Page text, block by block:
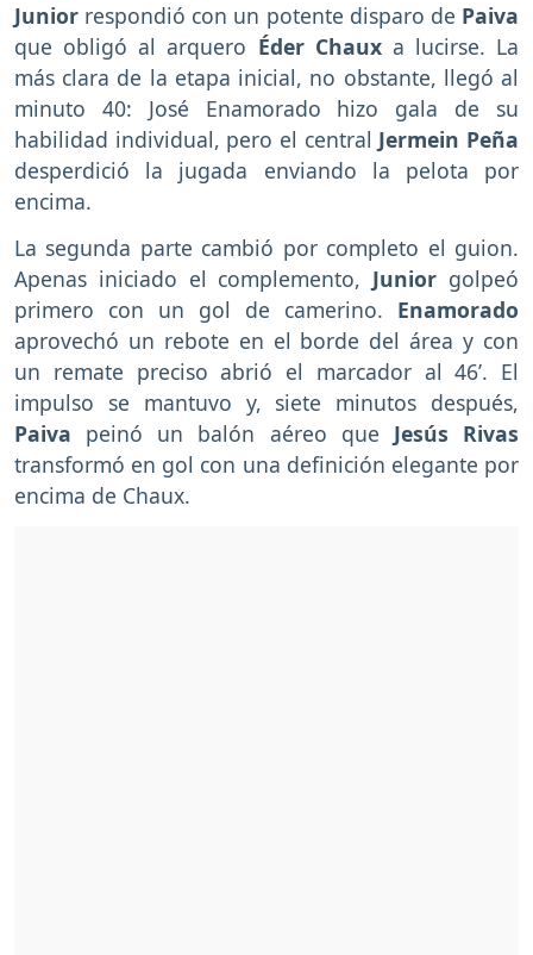
Junior respondió con un potente disparo de Paiva
que obligó al arquero Éder Chauxa lucirse. La
más clara de la etapa inicial, no obstante, llegó al
minuto 40: José Enamorado hizo gala de su
habilidad individual, pero el central Jermein Peña
desperdició la jugada enviando la pelota por
encima.
La segunda parte cambió por completo el guion.
Apenas iniciado el complemento, Junior golpeó
primero con un gol de camerino. Enamorado
aprovechó un rebote en el borde del área y con
un remate preciso abrió el marcador al 46’. El
impulso se mantuvo y, siete minutos después,
Paiva peinó un balón aéreo que Jesús Rivas
transformó en gol con una definición elegante por
encima de Chaux.